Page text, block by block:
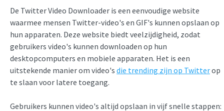
De Twitter Video Downloader is een eenvoudige website
waarmee mensen Twitter-video's en GIF's kunnen opslaan op
hun apparaten. Deze website biedt veelzijdigheid, zodat
gebruikers video's kunnen downloaden op hun
desktopcomputers en mobiele apparaten. Het is een
uitstekende manier om video's die trending zijn op Twitterop
te slaan voor latere toegang.
Gebruikers kunnen video's altijd opslaan in vijf snelle stappen: